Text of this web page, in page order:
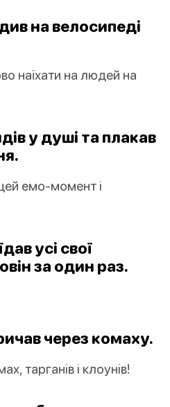
на велосипеді
наїхати на людей на
у душі та плакав
емо-момент і
усі свої
за один раз.
через комаху.
тарганів і клоунів!